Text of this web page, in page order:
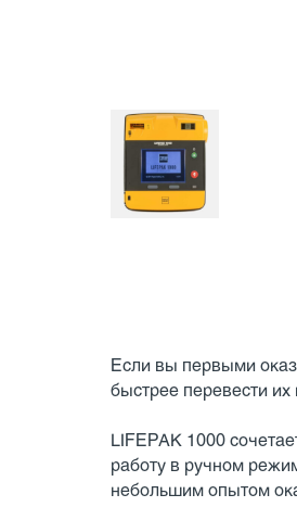
Если вы первыми
быстрее перевести
LIFEPAK 1000
работу в ручном
небольшим опытом